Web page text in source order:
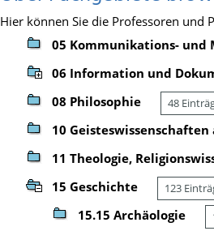
Hier können Sie die Professoren und
05 Kommunikations- und
06 Information und
08 Philosophie 48
10
11 Theologie,
15 Geschichte 123
15.15 Archäologie